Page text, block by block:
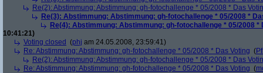
Re(2): Abstimmung: Abstimmung: gh-fotochallenge * 05/2008 * Das
Re(3): Abstimmung: Abstimmung: gh-fotochallenge * 05/2008 *
Re(4): Abstimmung: Abstimmung: gh-fotochallenge * 05/2008 *
10:41:21)
Voting closed (phj am 24.05.2008, 23:59:41)
Re: Abstimmung: Abstimmung: gh-fotochallenge * 05/2008 * Das Voting (
Re(2): Abstimmung: Abstimmung: gh-fotochallenge * 05/2008 * Das
Re: Abstimmung: Abstimmung: gh-fotochallenge * 05/2008 * Das Voting (